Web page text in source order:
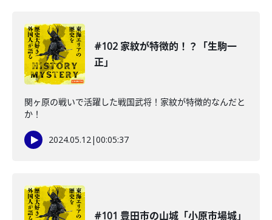
#102 家紋が特徴的！？「生駒一
正」
関ヶ原の戦いで活躍した戦国武将！家紋が特徴的なんだと
か！
2024.05.12|00:05:37
#101 豊田市の山城「小原市場城」